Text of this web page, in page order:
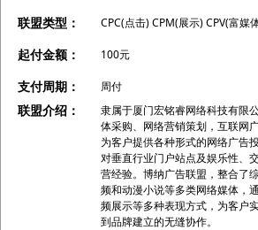
联盟类型：
CPC(点击) CPM(展示) CPV(富媒
起付金额： 100元
支付周期： 周付
联盟介绍：
隶属于厦门宏铭睿网络科技有限
体采购、网络营销策划，互联网
为客户提供各种形式的网络广告
对垂直行业门户站点及娱乐性、
营经验。博纳广告联盟，整合了
频和动漫小说等多类网络媒体，
频展示等多种表现方式，为客户
到品牌建立的无缝协作。